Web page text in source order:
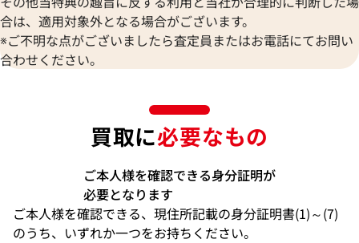
合は、適用対象外となる場合がございます。
※ご不明な点がございましたら査定員またはお電話にてお問い
合わせください。
買取に必要なもの
ご本人様を確認できる身分証明が
必要となります
ご本人様を確認できる、現住所記載の身分証明書(1)～(7)
のうち、いずれか一つをお持ちください。